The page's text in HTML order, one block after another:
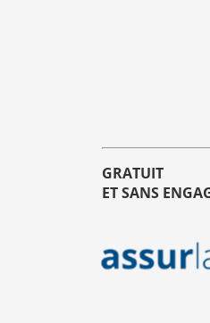
GRATUIT
ET SANS